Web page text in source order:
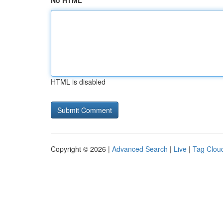
HTML is disabled
Copyright © 2026 | Advanced Search | Live | Tag